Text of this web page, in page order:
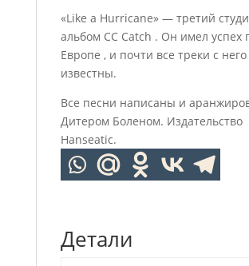
«Like a Hurricane» — третий
альбом CC Catch . Он имел успех
Европе , и почти все треки с
известны.
Все песни написаны и
Дитером Боленом. Издательство
Hanseatic.
Детали